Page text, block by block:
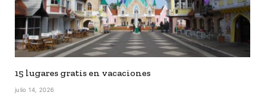
15 lugares gratis en vacaciones
julio 14, 2026